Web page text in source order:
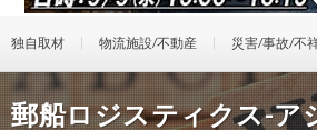
独自取材 物流施設/不動産 災害/事故/不
郵船ロジスティクス-ア